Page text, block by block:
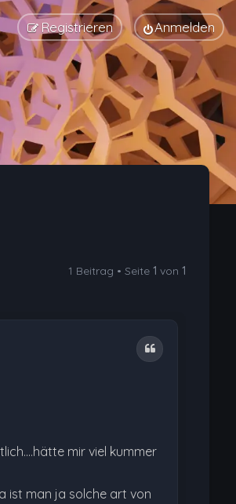
Anmelden
Registrieren
1 Beitrag • Seite1 von1
Zitat
mir viel kummer
ist man ja solche art von